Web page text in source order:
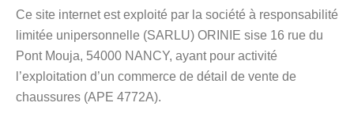
Ce site internet est exploité par la société à responsabilité
limitée unipersonnelle (SARLU) ORINIE sise 16 rue du
Pont Mouja, 54000 NANCY, ayant pour activité
l’exploitation d’un commerce de détail de vente de
chaussures (APE 4772A).